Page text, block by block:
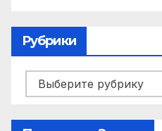
Рубрики
Рубрики